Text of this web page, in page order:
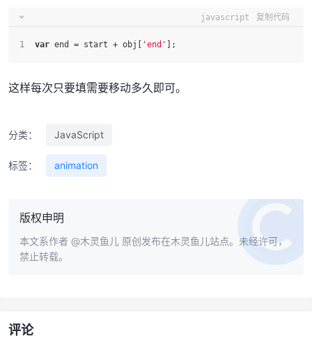
javascript 复制代码
var end = start + obj[ 'end' ];
这样每次只要填需要移动多久即可。
分类： JavaScript
标签： animation
版权申明
本文系作者 @木灵鱼儿 原创发布在木灵鱼儿站点。未经许可，
禁止转载。
评论